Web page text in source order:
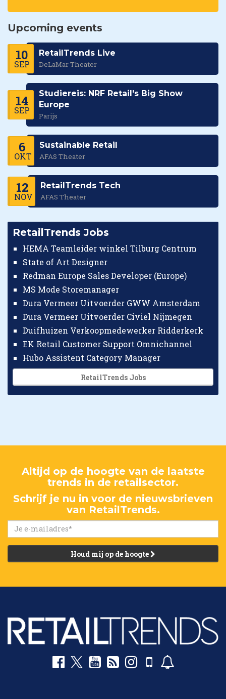
Upcoming events
10
SEP
RetailTrends Live
DeLaMar Theater
14
SEP
Studiereis: NRF Retail's Big Show
Europe
Parijs
6
OKT
Sustainable Retail
AFAS Theater
12
NOV
RetailTrends Tech
AFAS Theater
RetailTrends Jobs
HEMA Teamleider winkel Tilburg Centrum
State of Art Designer
Redman Europe Sales Developer (Europe)
MS Mode Storemanager
Dura Vermeer Uitvoerder GWW Amsterdam
Dura Vermeer Uitvoerder Civiel Nijmegen
Duifhuizen Verkoopmedewerker Ridderkerk
EK Retail Customer Support Omnichannel
Hubo Assistent Category Manager
RetailTrends Jobs
Altijd op de hoogte van de laatste
trends in de retailsector.
Schrijf je nu in voor de nieuwsbrieven
van RetailTrends.
Houd mij op de hoogte